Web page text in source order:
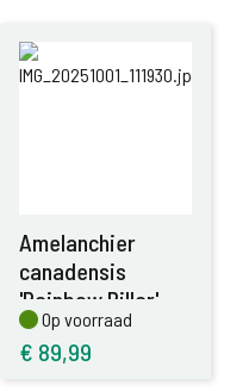
Amelanchier
canadensis
'Rainbow Pillar'
175-200,C20
Op voorraad
Op voorraad
€ 89,99